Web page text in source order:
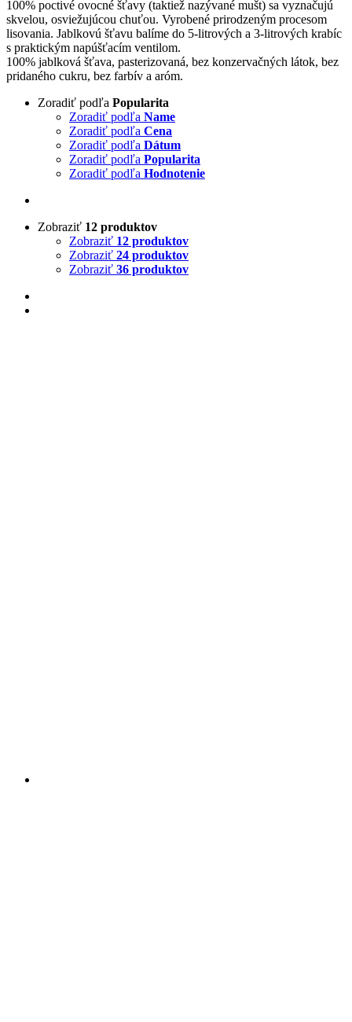
100% poctivé ovocné šťavy (taktiež nazývané mušt) sa vyznačujú
skvelou, osviežujúcou chuťou. Vyrobené prirodzeným procesom
lisovania. Jablkovú šťavu balíme do 5-litrových a 3-litrových krabíc
s praktickým napúšťacím ventilom.
100% jablková šťava, pasterizovaná, bez konzervačných látok, bez
pridaného cukru, bez farbív a aróm.
Zoradiť podľa Popularita
Zoradiť podľa Name
Zoradiť podľa Cena
Zoradiť podľa Dátum
Zoradiť podľa Popularita
Zoradiť podľa Hodnotenie
Zobraziť 12 produktov
Zobraziť 12 produktov
Zobraziť 24 produktov
Zobraziť 36 produktov